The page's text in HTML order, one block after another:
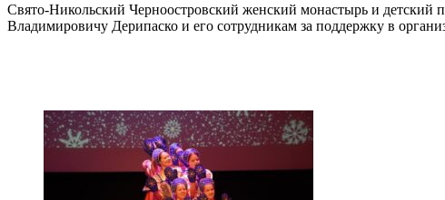
Свято-Никольский Черноостровский женский монастырь и
Владимировичу Дерипаско и его сотрудникам за поддержку в